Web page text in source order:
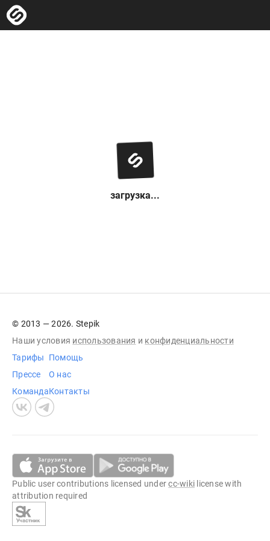
загрузка...
© 2013 — 2026. Stepik
Наши условия использования и конфиденциальности
Тарифы
Прессе
Команда
Помощь
О нас
Контакты
Public user contributions licensed undercc-wiki license with
attribution required